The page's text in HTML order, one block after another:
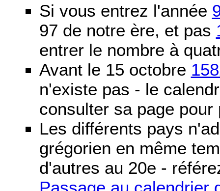
Si vous entrez l'année
97 de notre ère, et pas
entrer le nombre à
Avant le 15 octobre
n'existe pas - le
consulter sa page pour
Les différents pays
grégorien en même
d'autres au 20e -
Passage au calendrier